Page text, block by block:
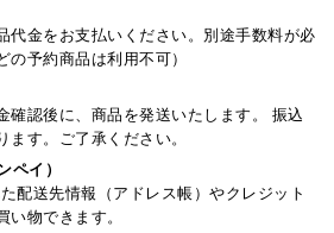
代金をお支払いください。別途手数料が必
予約商品は利用不可）
確認後に、商品を発送いたします。 振込
す。ご了承ください。
イ）
配送先情報（アドレス帳）やクレジット
物できます。